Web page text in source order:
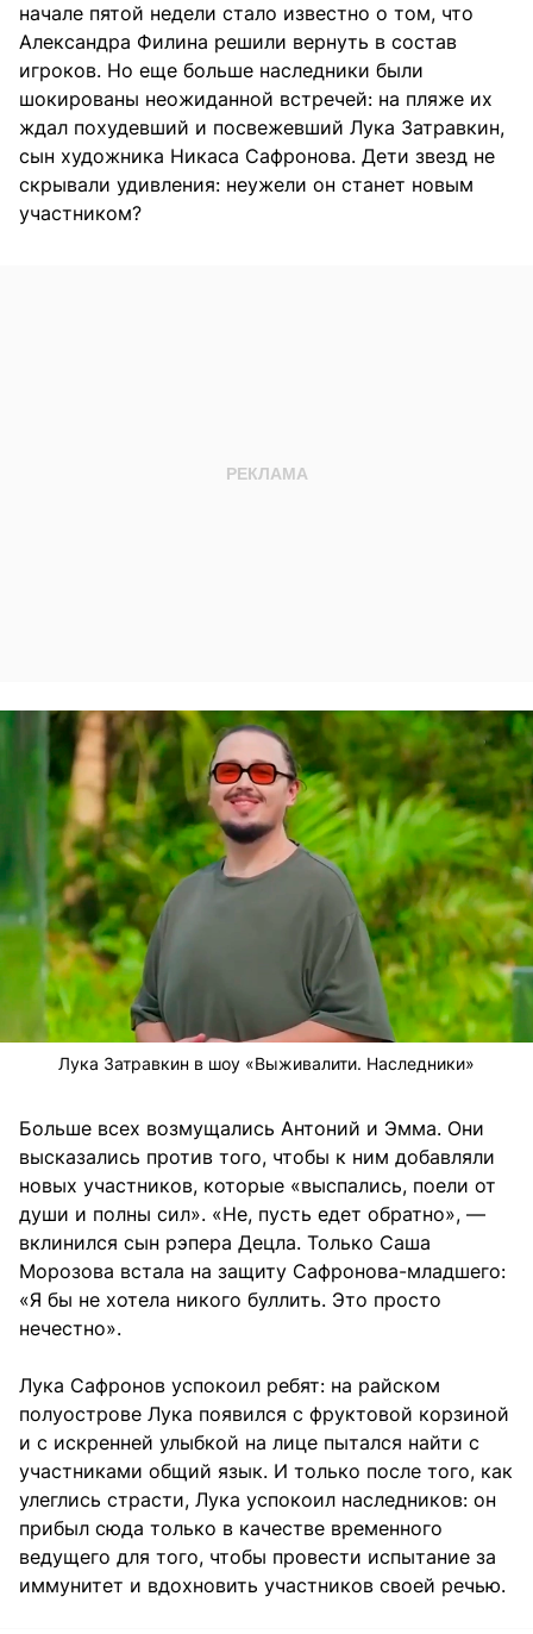
начале пятой недели стало известно о том, что
Александра Филина решили вернуть в состав
игроков. Но еще больше наследники были
шокированы неожиданной встречей: на пляже их
ждал похудевший и посвежевший Лука Затравкин,
сын художника Никаса Сафронова. Дети звезд не
скрывали удивления: неужели он станет новым
участником?
Лука Затравкин в шоу «Выживалити. Наследники»
Больше всех возмущались Антоний и Эмма. Они
высказались против того, чтобы к ним добавляли
новых участников, которые «выспались, поели от
души и полны сил». «Не, пусть едет обратно», —
вклинился сын рэпера Децла. Только Саша
Морозова встала на защиту Сафронова-младшего:
«Я бы не хотела никого буллить. Это просто
нечестно».
Лука Сафронов успокоил ребят: на райском
полуострове Лука появился с фруктовой корзиной
и с искренней улыбкой на лице пытался найти с
участниками общий язык. И только после того, как
улеглись страсти, Лука успокоил наследников: он
прибыл сюда только в качестве временного
ведущего для того, чтобы провести испытание за
иммунитет и вдохновить участников своей речью.